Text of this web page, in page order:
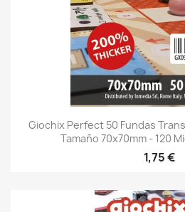
Giochix Perfect 50 Fundas
Tamaño 70x70mm - 120
1,75 €